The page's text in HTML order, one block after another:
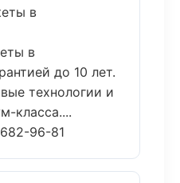
в
в
до 10 лет.
технологии и
класса....
96-81